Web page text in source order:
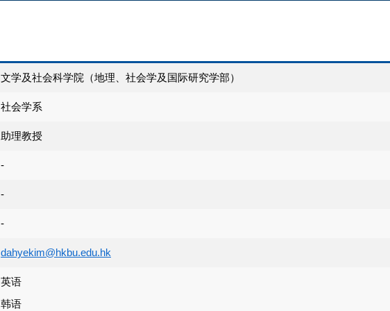
文学及社会科学院（地理、社会学及国际研究学部）
社会学系
助理教授
-
-
-
dahyekim@hkbu.edu.hk
英语
韩语